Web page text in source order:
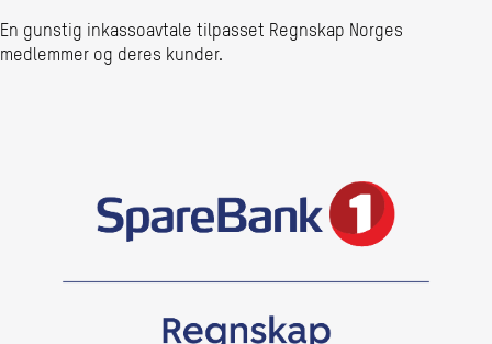
En gunstig inkassoavtale tilpasset Regnskap Norges
medlemmer og deres kunder.